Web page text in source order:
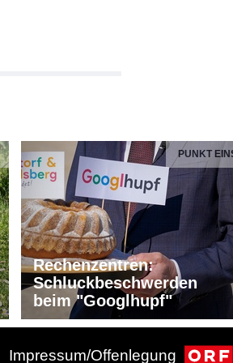
PUNKT
Rechenzentren:
Schluckbeschwerden
beim "Googlhupf"
Impressum/Offenlegung